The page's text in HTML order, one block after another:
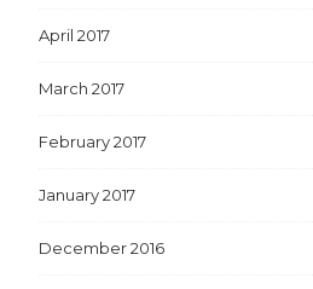
April 2017
March 2017
February 2017
January 2017
December 2016